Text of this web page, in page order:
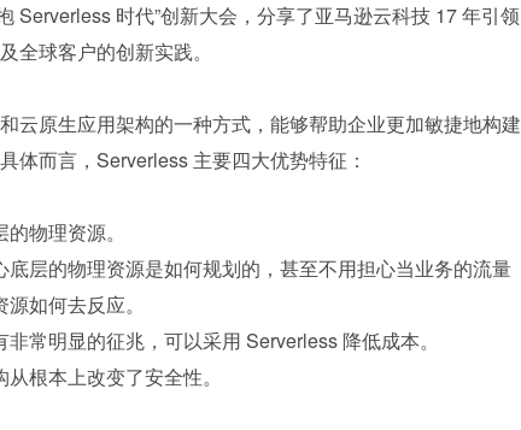
Serverless 时代”创新大会，分享了亚马逊云科技 17 年引领
全球客户的创新实践。
云原生应用架构的一种方式，能够帮助企业更加敏捷地构建
体而言，Serverless 主要四大优势特征：
物理资源。
层的物理资源是如何规划的，甚至不用担心当业务的流量
如何去反应。
常明显的征兆，可以采用 Serverless 降低成本。
根本上改变了安全性。